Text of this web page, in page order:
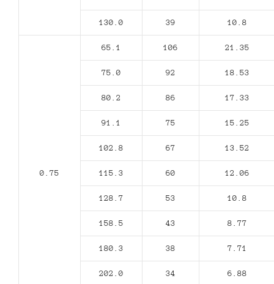
130.0 39 10.8
0.75
65.1 106 21.35
75.0 92 18.53
80.2 86 17.33
91.1 75 15.25
102.8 67 13.52
115.3 60 12.06
128.7 53 10.8
158.5 43 8.77
180.3 38 7.71
202.0 34 6.88